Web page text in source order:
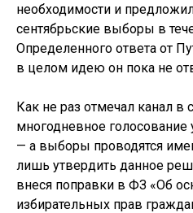
необходимости и
сентябрьские выборы в
Определенного ответа от
в целом идею он пока не
Как не раз отмечал канал в
многодневное голосование
— а выборы проводятся
лишь утвердить данное
внеся поправки в ФЗ «Об
избирательных прав